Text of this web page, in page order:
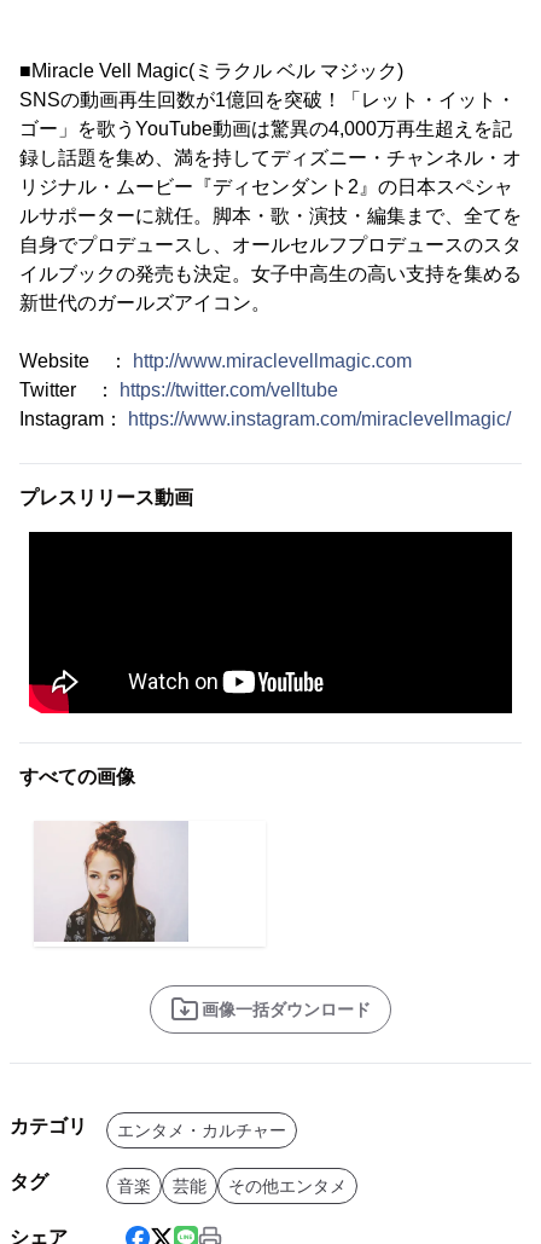
■Miracle Vell Magic(ミラクル ベル マジック)
SNSの動画再生回数が1億回を突破！「レット・イット・
ゴー」を歌うYouTube動画は驚異の4,000万再生超えを記
録し話題を集め、満を持してディズニー・チャンネル・オ
リジナル・ムービー『ディセンダント2』の日本スペシャ
ルサポーターに就任。脚本・歌・演技・編集まで、全てを
自身でプロデュースし、オールセルフプロデュースのスタ
イルブックの発売も決定。女子中高生の高い支持を集める
新世代のガールズアイコン。
Website ：
http://www.miraclevellmagic.com
Twitter ：
https://twitter.com/velltube
Instagram：
https://www.instagram.com/miraclevellmagic/
プレスリリース動画
すべての画像
画像一括ダウンロード
カテゴリ エンタメ・カルチャー
タグ 音楽 芸能 その他エンタメ
シェア